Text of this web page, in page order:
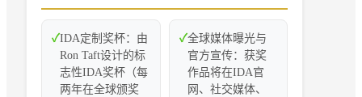
✓IDA定制奖杯：由
Ron Taft设计的标
志性IDA奖杯（每
两年在全球颁奖
✓全球媒体曝光与
官方宣传：获奖
作品将在IDA官
网、社交媒体、